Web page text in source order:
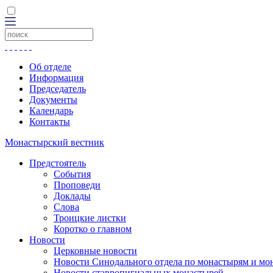
Об отделе
Информация
Председатель
Документы
Календарь
Контакты
Монастырский вестник
Предстоятель
События
Проповеди
Доклады
Слова
Троицкие листки
Коротко о главном
Новости
Церковные новости
Новости Синодального отдела по монастырям и